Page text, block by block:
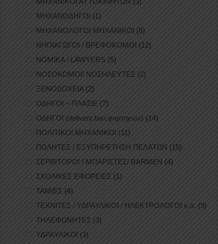
ΜΗΧΑΝΟΔΗΓΟΙ (1)
ΜΗΧΑΝΟΛΟΓΟΙ ΜΗΧΑΝΙΚΟΙ (6)
ΝΗΠΙΑΓΩΓΟΙ / ΒΡΕΦΟΚΟΜΟΙ (12)
ΝΟΜΙΚΑ / LAWYERS (5)
ΝΟΣΟΚΟΜΟΙ/ ΝΟΣΗΛΕΥΤΕΣ (2)
ΞΕΝΟΔΟΧΕΙΑ(2)
ΟΔΗΓΟΙ – ΠΛΑΣΙΕ (7)
ΟΔΗΓΟΙ (delivery,taxi,φορτηγών) (14)
ΠΟΛΙΤΙΚΟΙ ΜΗΧΑΝΙΚΟΙ (11)
ΠΩΛΗΤΕΣ / ΕΞΥΠΗΡΕΤΗΣΗ ΠΕΛΑΤΩΝ (15)
ΣΕΡΒΙΤΟΡΟΙ / ΜΠΑΡΙΣΤΕΣ/ BARMEN (4)
ΣΧΟΛΙΚΕΣ ΕΦΟΡΕΙΕΣ (1)
ΤΑΜΙΕΣ (4)
ΤΕΧΝΙΤΕΣ / ΥΔΡΑΥΛΙΚΟΙ / ΗΛΕΚΤΡΟΛΟΓΟΙ κ.ά. (9)
ΤΗΛΕΦΩΝΗΤΕΣ (3)
ΥΔΡΑΥΛΙΚΟΙ (3)